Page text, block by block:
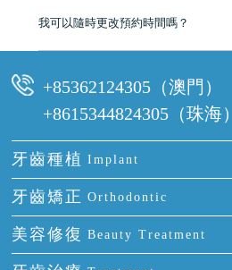
我可以隨時更改預約時間嗎？
+85362124305（澳門）
+8615344824305（珠海）
牙齒種植 Implant
種牙
單顆牙缺失
門牙缺失
牙齒矯正 Orthodontic
隱形箍牙
前牙反頜
美容修復 Beauty Treatment